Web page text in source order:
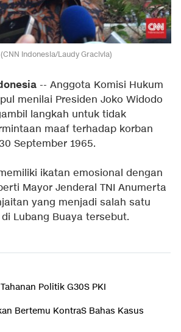
Indonesia/Laudy Gracivia)
-- Anggota Komisi Hukum
menilai Presiden Joko Widodo
langkah untuk tidak
maaf terhadap korban
September 1965.
ikatan emosional dengan
Mayor Jenderal TNI Anumerta
yang menjadi salah satu
Lubang Buaya tersebut.
Politik G30S PKI
Bertemu KontraS Bahas Kasus